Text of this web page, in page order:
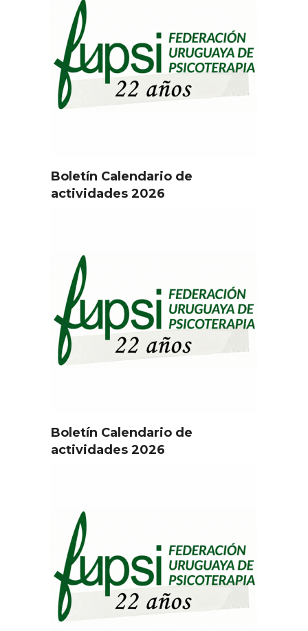
Boletín Calendario de
actividades 2026
Boletín Calendario de
actividades 2026